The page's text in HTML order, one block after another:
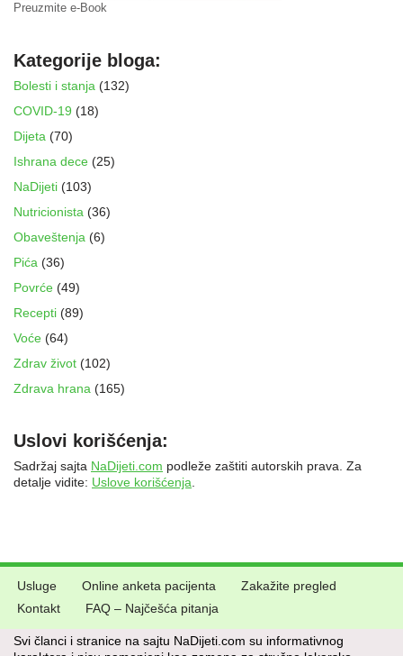
Preuzmite e-Book
Kategorije bloga:
Bolesti i stanja (132)
COVID-19 (18)
Dijeta (70)
Ishrana dece (25)
NaDijeti (103)
Nutricionista (36)
Obaveštenja (6)
Pića (36)
Povrće (49)
Recepti (89)
Voće (64)
Zdrav život (102)
Zdrava hrana (165)
Uslovi korišćenja:
Sadržaj sajta NaDijeti.com podleže zaštiti autorskih prava. Za
detalje vidite: Uslove korišćenja.
Usluge Online anketa pacijenta
Zakažite pregled
Kontakt
FAQ – Najčešća pitanja
Svi članci i stranice na sajtu NaDijeti.com su informativnog